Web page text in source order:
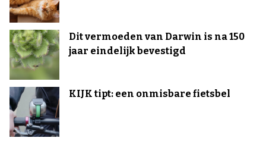
Dit vermoeden van Darwin is na 150
jaar eindelijk bevestigd
KIJK tipt: een onmisbare fietsbel